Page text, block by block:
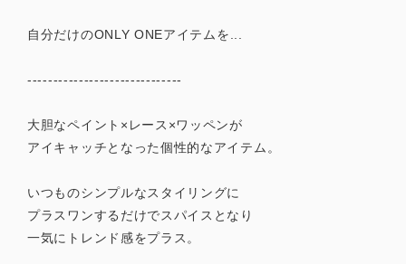
自分だけのONLY ONEアイテムを...
------------------------------
大胆なペイント×レース×ワッペンが
アイキャッチとなった個性的なアイテム。
いつものシンプルなスタイリングに
プラスワンするだけでスパイスとなり
一気にトレンド感をプラス。